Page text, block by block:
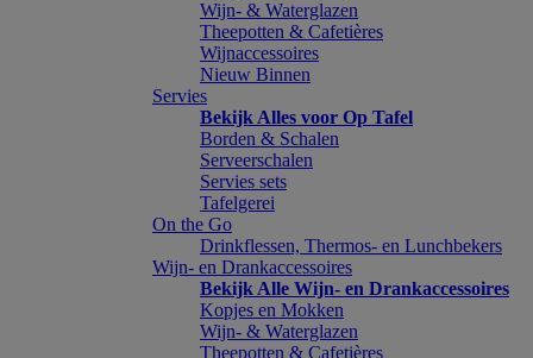
Wijn- & Waterglazen
Theepotten & Cafetières
Wijnaccessoires
Nieuw Binnen
Servies
Bekijk Alles voor Op Tafel
Borden & Schalen
Serveerschalen
Servies sets
Tafelgerei
On the Go
Drinkflessen, Thermos- en Lunchbekers
Wijn- en Drankaccessoires
Bekijk Alle Wijn- en Drankaccessoires
Kopjes en Mokken
Wijn- & Waterglazen
Theepotten & Cafetières